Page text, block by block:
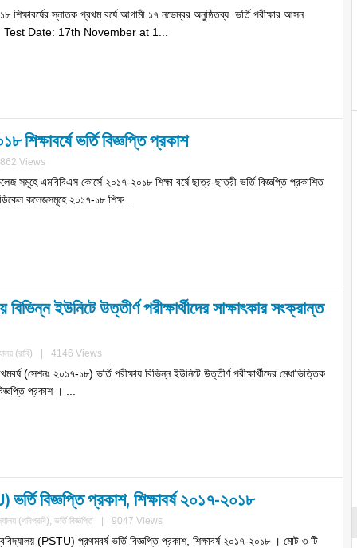
শিক্ষাবর্ষের স্নাতক প্রথম বর্ষে আগামী ১৭ নভেম্বর অনুষ্ঠিতব্য ভর্তি পরীক্ষার আসন
Test Date: 17th November at 1...
ভর্তি বিজ্ঞপ্তি প্রকাশ
Views
সমূহে এমবিবিএস কোর্সে ২০১৭-২০১৮ শিক্ষা বর্ষে ছাত্র-ছাত্রী ভর্তি বিজ্ঞপ্তি প্রকাশিত
কলেজসমূহে ২০১৭-১৮ শিক্ষ...
বিভিন্ন ইউনিটে উত্তীর্ণ পরীক্ষার্থীদের সাক্ষাৎকার সংক্রান্ত
(রাবি) 4146 Views
(সেশনঃ ২০১৭-১৮) ভর্তি পরীক্ষায় বিভিন্ন ইউনিটে উত্তীর্ণ পরীক্ষার্থীদের মেধাভিত্তিক
প্রকাশ । ...
ভর্তি বিজ্ঞপ্তি প্রকাশ, শিক্ষাবর্ষ ২০১৭-২০১৮
(পবিপ্রবি), ভর্তি বিজ্ঞপ্তি 9047 Views
(PSTU) প্রথমবর্ষ ভর্তি বিজ্ঞপ্তি প্রকাশ, শিক্ষাবর্ষ ২০১৭-২০১৮ । মোট ৩ টি